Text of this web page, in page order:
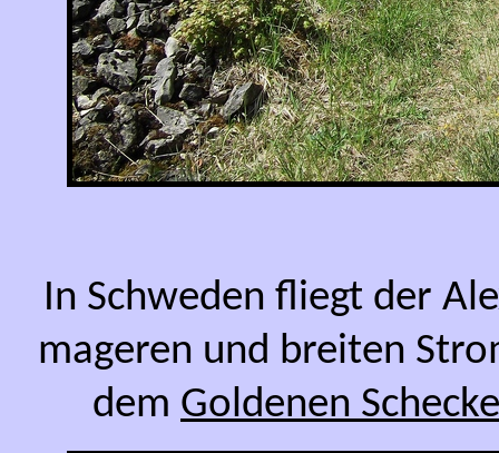
In Schweden fliegt der
mageren und breiten
dem Goldenen